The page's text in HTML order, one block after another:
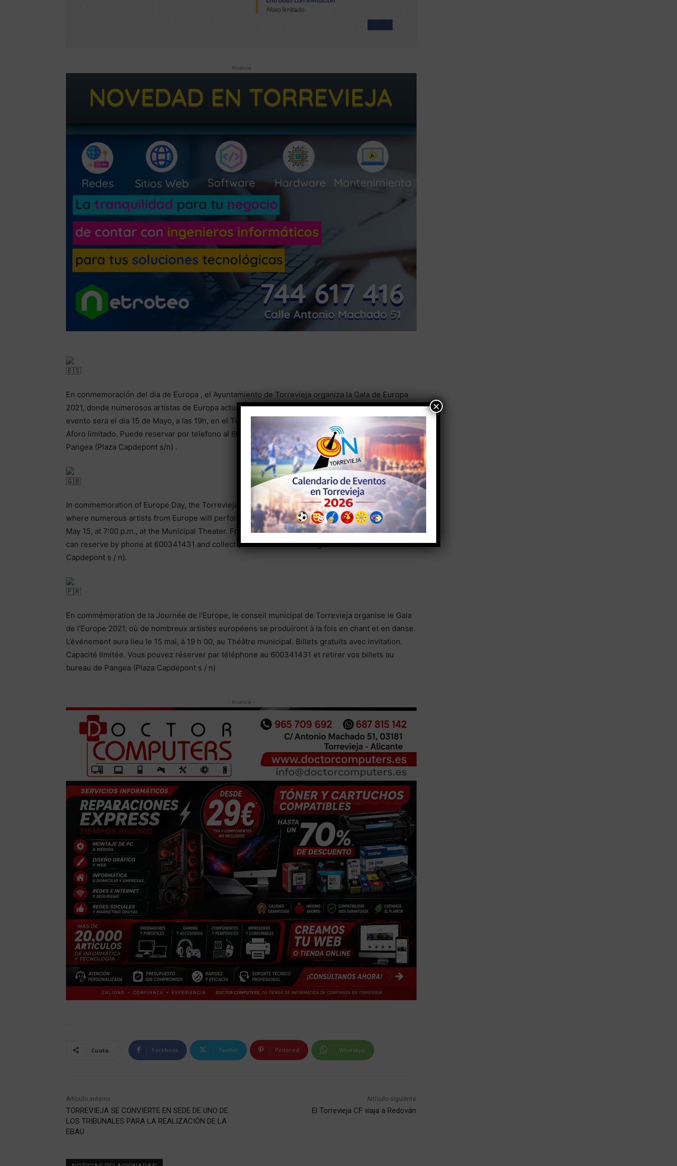
Anuncio
En conmemoración del dia de Europa , el Ayuntamiento de Torrevieja organiza la Gala de Europa
2021, donde numerosos artistas de Europa actuaran tanto en modalidades de canto y danza. El
evento sera el dia 15 de Mayo, a las 19h, en el Teatro Municipal . Entradas gratuitas con invitacion.
Aforo limitado. Puede reservar por telefono al 600341431 y recoger sus entradas en la Oficina
Pangea (Plaza Capdepont s/n) .
In commemoration of Europe Day, the Torrevieja City Council organizes the Europe Gala 2021,
where numerous artists from Europe will perform both in song and dance. The event will be on
May 15, at 7:00 p.m., at the Municipal Theater. Free tickets with invitation. Limited capacity. You
can reserve by phone at 600341431 and collect your tickets at the Pangea Office (Plaza
Capdepont s / n).
En commémoration de la Journée de l’Europe, le conseil municipal de Torrevieja organise le Gala
de l’Europe 2021, où de nombreux artistes européens se produiront à la fois en chant et en danse.
L’événement aura lieu le 15 mai, à 19 h 00, au Théâtre municipal. Billets gratuits avec invitation.
Capacité limitée. Vous pouvez réserver par téléphone au 600341431 et retirer vos billets au
bureau de Pangea (Plaza Capdepont s / n)
- Anuncio -
Cuota Facebook Twitter Pinterest WhatsApp
Artículo anterior
TORREVIEJA SE CONVIERTE EN SEDE DE UNO DE
LOS TRIBUNALES PARA LA REALIZACIÓN DE LA
EBAU
Artículo siguiente
El Torrevieja CF viaja a Redován
×